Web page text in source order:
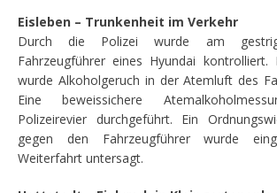
Eisleben – Trunkenheit im Verkehr
Durch die Polizei wurde am
Fahrzeugführer eines Hyundai
wurde Alkoholgeruch in der Atemluft des
Eine beweissichere
Polizeirevier durchgeführt. Ein
gegen den Fahrzeugführer wurde
Weiterfahrt untersagt.